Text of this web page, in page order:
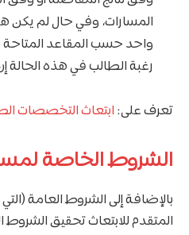
المسارات، وفي حال لم يكن
واحد حسب المقاعد المتاحة
رغبة الطالب في هذه الحالة
تعرف على: ابتعاث التخصصات الصحية 2026 |
الشروط الخاصة
بالإضافة إلى الشروط العامة
المتقدم للابتعاث تحقيق الشروط